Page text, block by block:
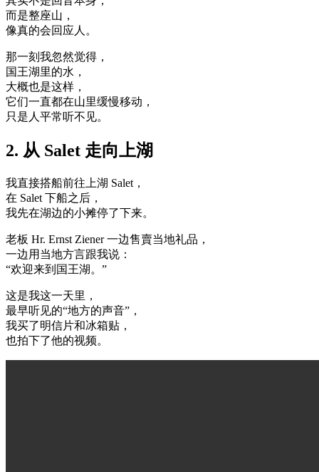
而是整座山，
像真的会回应人。
那一刻我忽然觉得，
国王湖里的水，
大概也是这样，
它们一直都在山里缓慢移动，
只是人平常听不见。
2. 从 Salet 走向上湖
我直接搭船前往上湖 Salet，
在 Salet 下船之后，
我先在湖边的小摊停了下来。
老板 Hr. Ernst Ziener 一边售賣当地礼品，
一边用当地方言跟我说：
“欢迎来到国王湖。”
这是我这一天里，
最早听见的“地方的声音”，
我买了明信片和冰箱贴，
也拍下了他的视频。